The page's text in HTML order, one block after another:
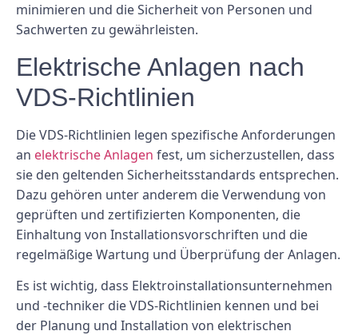
minimieren und die Sicherheit von Personen und
Sachwerten zu gewährleisten.
Elektrische Anlagen nach
VDS-Richtlinien
Die VDS-Richtlinien legen spezifische Anforderungen
an elektrische Anlagen fest, um sicherzustellen, dass
sie den geltenden Sicherheitsstandards entsprechen.
Dazu gehören unter anderem die Verwendung von
geprüften und zertifizierten Komponenten, die
Einhaltung von Installationsvorschriften und die
regelmäßige Wartung und Überprüfung der Anlagen.
Es ist wichtig, dass Elektroinstallationsunternehmen
und -techniker die VDS-Richtlinien kennen und bei
der Planung und Installation von elektrischen